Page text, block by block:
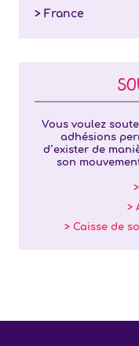
> France
Vous voulez
adhésions
d’exister de
son
>
> Caisse de